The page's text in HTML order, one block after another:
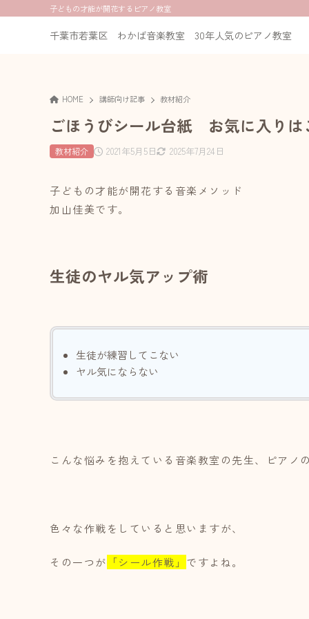
千葉市若葉区 わかば音楽教室 30年人気のピアノ教室
子どもの才能が開花するピアノ教室
HOME 講師向け記事 教材紹介
ごほうびシール台紙 お気に入りは
2021年5月5日 2025年7月24日
教材紹介
子どもの才能が開花する音楽メソッド
加山佳美です。
生徒のヤル気アップ術
生徒が練習してこない
ヤル気にならない
こんな悩みを抱えている音楽教室の先生、ピアノ
色々な作戦をしていると思いますが、
その一つが 「シール作戦」 ですよね。